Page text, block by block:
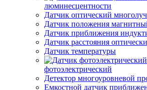
люминесцентности
Датчик оптический
Датчик положения
Датчик приближения
Датчик расстояния
Датчик температуры
фотоэлектрический
Детектор многоуровневой
Емкостной датчик